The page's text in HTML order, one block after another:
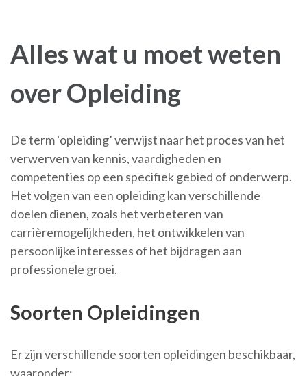
Alles wat u moet weten
over Opleiding
De term ‘opleiding’ verwijst naar het proces van het
verwerven van kennis, vaardigheden en
competenties op een specifiek gebied of onderwerp.
Het volgen van een opleiding kan verschillende
doelen dienen, zoals het verbeteren van
carrièremogelijkheden, het ontwikkelen van
persoonlijke interesses of het bijdragen aan
professionele groei.
Soorten Opleidingen
Er zijn verschillende soorten opleidingen beschikbaar,
waaronder: